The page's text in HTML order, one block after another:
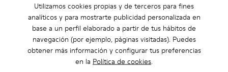
Utilizamos cookies propias y de terceros para fines
analíticos y para mostrarte publicidad personalizada en
base a un perfil elaborado a partir de tus hábitos de
navegación (por ejemplo, páginas visitadas). Puedes
obtener más información y configurar tus preferencias
en la Política de cookies.
Otras Categorías
Non Leather
Bailarinas